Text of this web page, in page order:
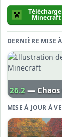
Minecraft
DERNIÈRE MISE
26.2 — Chaos
MISE À JOUR À